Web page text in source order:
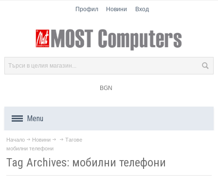
Профил Новини Вход
BGN
Menu
Продукти
Компоненти
Начало Новини
Тагове
мобилни телефони
Tag Archives: мобилни телефони